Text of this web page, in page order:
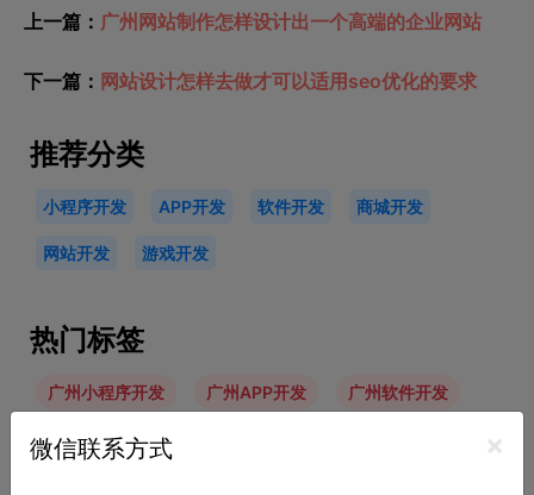
上一篇： 广州网站制作怎样设计出一个高端的企业网站
下一篇： 网站设计怎样去做才可以适用seo优化的要求
推荐分类
小程序开发 APP开发 软件开发 商城开发
网站开发 游戏开发
热门标签
广州小程序开发 广州APP开发 广州软件开发
商城系统开发
微信联系方式 ×